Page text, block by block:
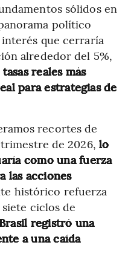
sólidos en
político
que cerraría
alrededor del 5%,
reales más
para estrategias de
recortes de
de 2026, lo
como una fuerza
las acciones
histórico refuerza
ciclos de
registró una
a una caída